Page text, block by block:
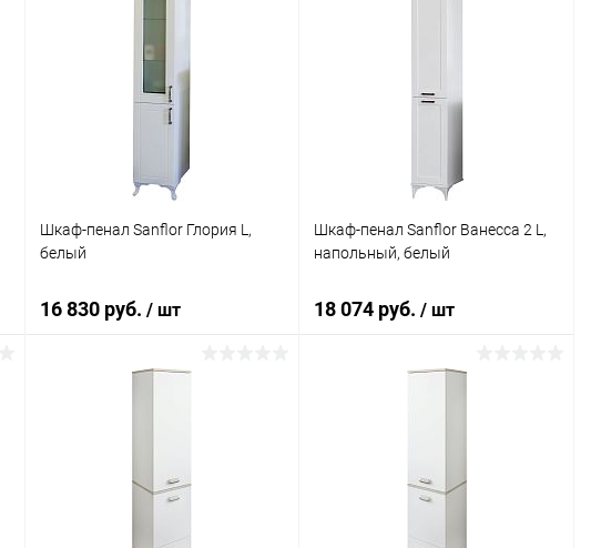
В избранное
Шкаф-пенал Sanflor Глория L,
белый
16 830 руб. / шт
Шкаф-пенал Sanflor Ванесса 2 L,
напольный, белый
18 074 руб./ шт